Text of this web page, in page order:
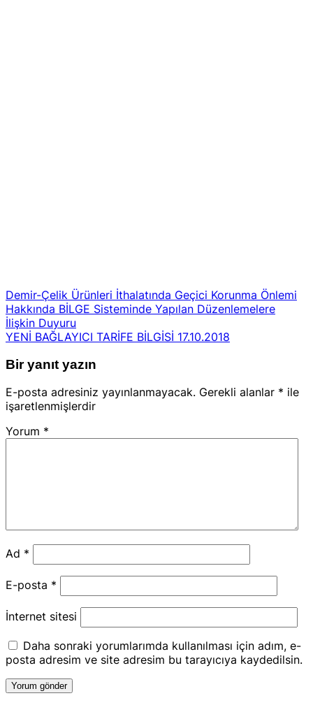
Demir-Çelik Ürünleri İthalatında Geçici Korunma Önlemi
Hakkında BİLGE Sisteminde Yapılan Düzenlemelere
İlişkin Duyuru
YENİ BAĞLAYICI TARİFE BİLGİSİ 17.10.2018
Bir yanıt yazın
E-posta adresiniz yayınlanmayacak. Gerekli alanlar * ile
işaretlenmişlerdir
Yorum *
Ad *
E-posta *
İnternet sitesi
Daha sonraki yorumlarımda kullanılması için adım, e-
posta adresim ve site adresim bu tarayıcıya kaydedilsin.